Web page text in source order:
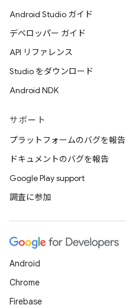
Android Studio ガイド
デベロッパー ガイド
API リファレンス
Studio をダウンロード
Android NDK
サポート
プラットフォームのバグを報告
ドキュメントのバグを報告
Google Play support
調査に参加
Android
Chrome
Firebase